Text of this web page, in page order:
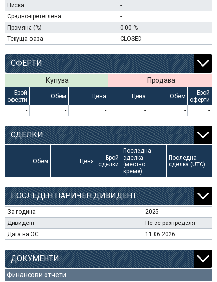
Ниска
-
Средно-претеглена
-
Промяна (%)
0.00 %
Текуща фаза
CLOSED
ОФЕРТИ
Купува Продава
Брой
оферти
Обем Цена Цена Обем
Брой
оферти
-
- - - - -
СДЕЛКИ
Обем Цена
Брой
сделки
Последна
сделка
(местно
време)
Последна
сделка (UTC)
ПОСЛЕДЕН ПАРИЧЕН ДИВИДЕНТ
За година
2025
Дивидент
Не се разпределя
Дата на ОС
11.06.2026
ДОКУМЕНТИ
Финансови отчети